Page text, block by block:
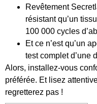
Revêtement
résistant qu’un
100 000 cycles
Et ce n’est qu’un
test complet d’une
Alors, installez-vous
préférée. Et lisez
regretterez pas !